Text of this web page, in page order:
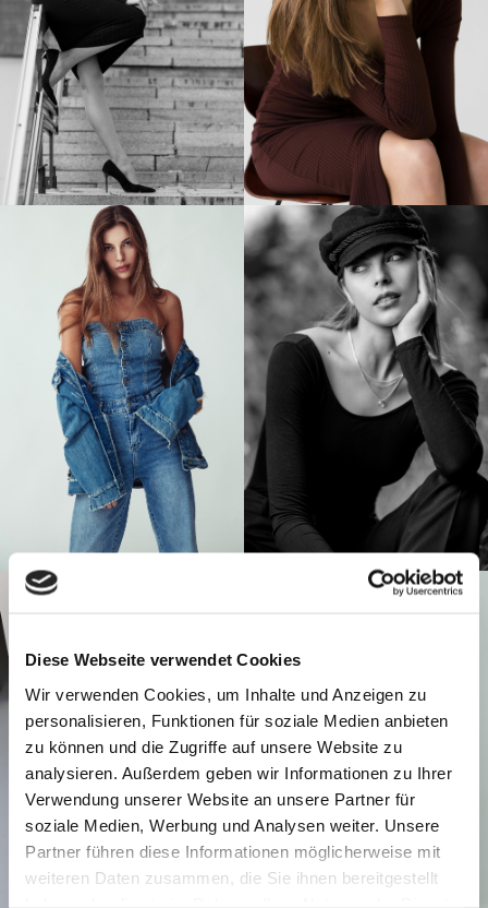
Diese Webseite verwendet Cookies
Wir verwenden Cookies, um Inhalte und Anzeigen zu
personalisieren, Funktionen für soziale Medien anbieten
zu können und die Zugriffe auf unsere Website zu
analysieren. Außerdem geben wir Informationen zu Ihrer
Verwendung unserer Website an unsere Partner für
soziale Medien, Werbung und Analysen weiter. Unsere
Partner führen diese Informationen möglicherweise mit
weiteren Daten zusammen, die Sie ihnen bereitgestellt